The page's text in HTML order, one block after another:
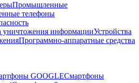
Промышленные
телефоны
уничтожения информацииУстройства
Программно-аппаратные средства
GOOGLEСмартфоны